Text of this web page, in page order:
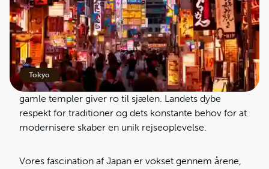
Tokyo
Japan er som en levende kulturhistorie, hvor fortid
og nutid smelter sammen på en betagende måde. Fra
de travle, neonlysbelyste gader i Tokyo, hvor
futuristiske skyskrabere stiger op mod himlen, til de
stille, zen-lignende haver i Kyoto, hvor århundreder
gamle templer giver ro til sjælen. Landets dybe
respekt for traditioner og dets konstante behov for at
modernisere skaber en unik rejseoplevelse.
Vores fascination af Japan er vokset gennem årene,